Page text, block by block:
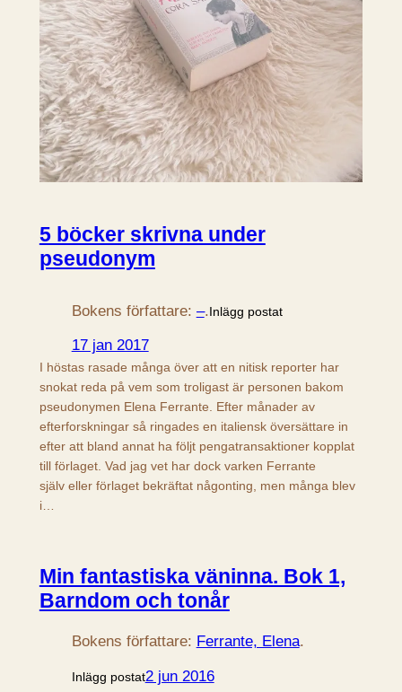
5 böcker skrivna under
pseudonym
Bokens författare: –.Inlägg postat
17 jan 2017
I höstas rasade många över att en nitisk reporter har
snokat reda på vem som troligast är personen bakom
pseudonymen Elena Ferrante. Efter månader av
efterforskningar så ringades en italiensk översättare in
efter att bland annat ha följt pengatransaktioner kopplat
till förlaget. Vad jag vet har dock varken Ferrante
själv eller förlaget bekräftat någonting, men många blev
i…
Min fantastiska väninna. Bok 1,
Barndom och tonår
Bokens författare: Ferrante, Elena.
Inlägg postat2 jun 2016